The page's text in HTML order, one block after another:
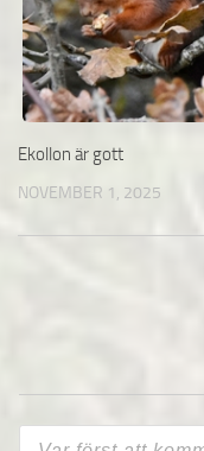
Ekollon är gott
NOVEMBER 1, 2025